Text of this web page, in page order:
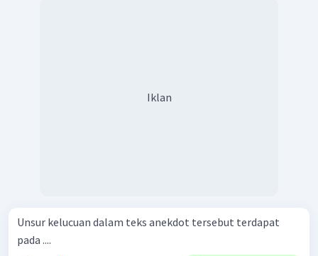
Iklan
Unsur kelucuan dalam teks anekdot tersebut terdapat
pada ....